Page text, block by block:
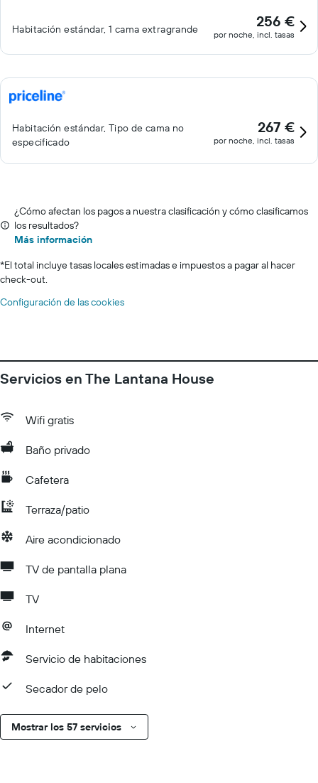
Habitación estándar, 1 cama extragrande 256 €
por noche, incl. tasas
Habitación estándar, Tipo de cama no
especificado
267 €
por noche, incl. tasas
¿Cómo afectan los pagos a nuestra clasificación y cómo clasificamos
los resultados?
Más información
*El total incluye tasas locales estimadas e impuestos a pagar al hacer
check-out.
Configuración de las cookies
Servicios en The Lantana House
Wifi gratis
Baño privado
Cafetera
Terraza/patio
Aire acondicionado
TV de pantalla plana
TV
Internet
Servicio de habitaciones
Secador de pelo
Mostrar los 57 servicios